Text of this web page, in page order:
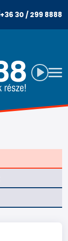
+36 30 / 299 8888